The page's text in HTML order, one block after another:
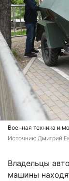
Военная техника и
Источник: Дмитрий
Владельцы
машины